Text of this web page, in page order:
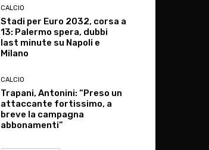
CALCIO
Stadi per Euro 2032, corsa a
13: Palermo spera, dubbi
last minute su Napoli e
Milano
CALCIO
Trapani, Antonini: “Preso un
attaccante fortissimo, a
breve la campagna
abbonamenti”